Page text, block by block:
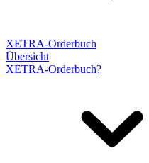
XETRA-Orderbuch
Übersicht
XETRA-Orderbuch?